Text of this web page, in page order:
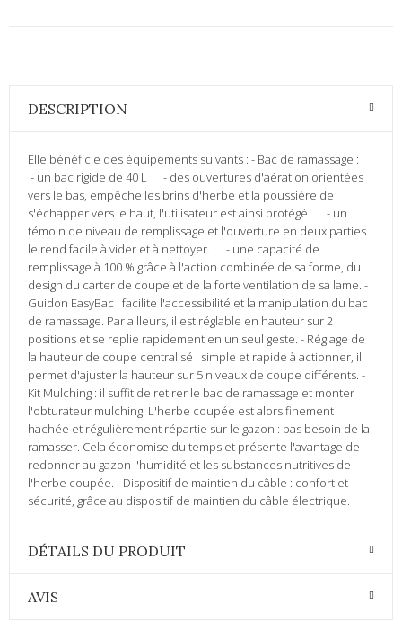
DESCRIPTION
Elle bénéficie des équipements suivants : - Bac de ramassage :
- un bac rigide de 40 L - des ouvertures d'aération orientées
vers le bas, empêche les brins d'herbe et la poussière de
s'échapper vers le haut, l'utilisateur est ainsi protégé. - un
témoin de niveau de remplissage et l'ouverture en deux parties
le rend facile à vider et à nettoyer. - une capacité de
remplissage à 100 % grâce à l'action combinée de sa forme, du
design du carter de coupe et de la forte ventilation de sa lame. -
Guidon EasyBac : facilite l'accessibilité et la manipulation du bac
de ramassage. Par ailleurs, il est réglable en hauteur sur 2
positions et se replie rapidement en un seul geste. - Réglage de
la hauteur de coupe centralisé : simple et rapide à actionner, il
permet d'ajuster la hauteur sur 5 niveaux de coupe différents. -
Kit Mulching : il suffit de retirer le bac de ramassage et monter
l'obturateur mulching. L'herbe coupée est alors finement
hachée et régulièrement répartie sur le gazon : pas besoin de la
ramasser. Cela économise du temps et présente l'avantage de
redonner au gazon l'humidité et les substances nutritives de
l'herbe coupée. - Dispositif de maintien du câble : confort et
sécurité, grâce au dispositif de maintien du câble électrique.
DÉTAILS DU PRODUIT
AVIS